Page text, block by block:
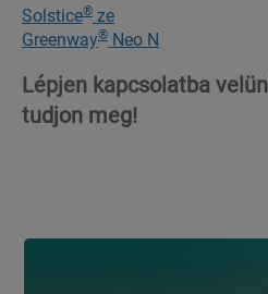
Solstice® ze
Greenway® Neo N
Lépjen kapcsolatba
tudjon meg!